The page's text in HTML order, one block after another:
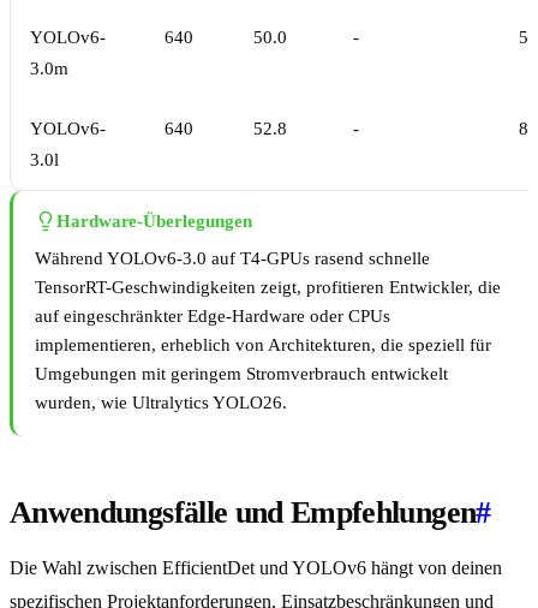
YOLOv6-
3.0m
640 50.0 -
YOLOv6-
3.0l
640 52.8 -
Hardware-Überlegungen
Während YOLOv6-3.0 auf T4-GPUs rasend schnelle
TensorRT-Geschwindigkeiten zeigt, profitieren Entwickler, die
auf eingeschränkter Edge-Hardware oder CPUs
implementieren, erheblich von Architekturen, die speziell für
Umgebungen mit geringem Stromverbrauch entwickelt
wurden, wie Ultralytics YOLO26.
Anwendungsfälle und Empfehlungen#
Die Wahl zwischen EfficientDet und YOLOv6 hängt von deinen
spezifischen Projektanforderungen, Einsatzbeschränkungen und